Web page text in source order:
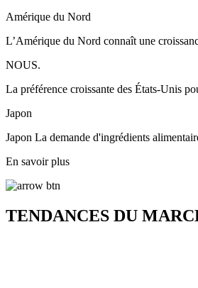
Amérique du Nord
L’Amérique du Nord connaît une
NOUS.
La préférence croissante des États-Unis
Japon
Japon La demande d'ingrédients
En savoir plus
TENDANCES DU